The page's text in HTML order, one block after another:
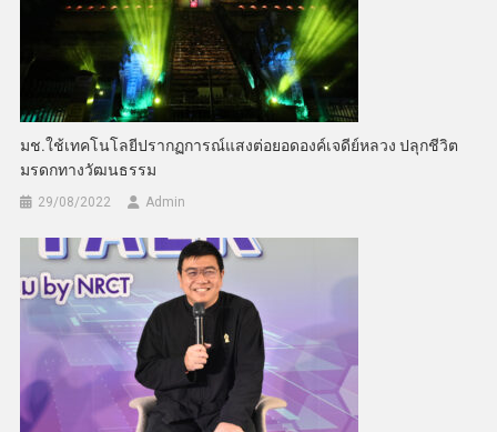
มช.ใช้เทคโนโลยีปรากฏการณ์แสงต่อยอดองค์เจดีย์หลวง ปลุกชีวิต
มรดกทางวัฒนธรรม
29/08/2022 Admin